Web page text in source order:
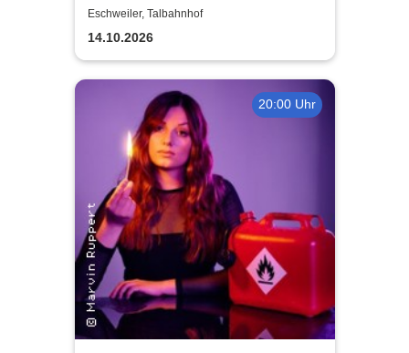
im Dorf
Eschweiler, Talbahnhof
14.10.2026
20:00 Uhr